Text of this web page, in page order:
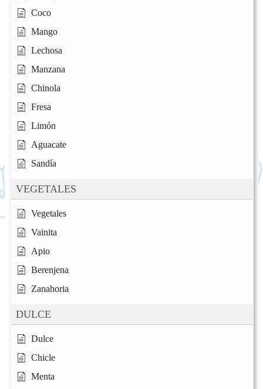
Coco
Mango
Lechosa
Manzana
Chinola
Fresa
Limón
Aguacate
Sandía
VEGETALES
Vegetales
Vainita
Apio
Berenjena
Zanahoria
DULCE
Dulce
Chicle
Menta